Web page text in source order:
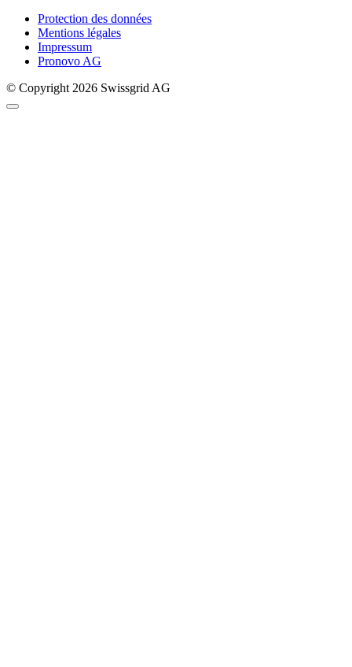
Protection des données
Mentions légales
Impressum
Pronovo AG
© Copyright 2026 Swissgrid AG